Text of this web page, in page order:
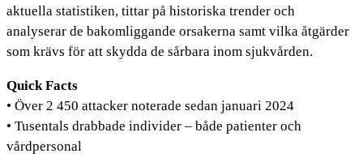
aktuella statistiken, tittar på historiska trender och
analyserar de bakomliggande orsakerna samt vilka åtgärder
som krävs för att skydda de sårbara inom sjukvården.
Quick Facts
• Över 2 450 attacker noterade sedan januari 2024
• Tusentals drabbade individer – både patienter och
vårdpersonal